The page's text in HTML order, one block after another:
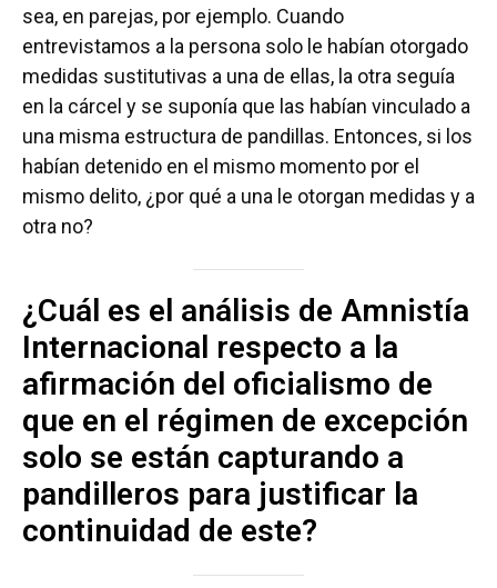
sea, en parejas, por ejemplo. Cuando
entrevistamos a la persona solo le habían otorgado
medidas sustitutivas a una de ellas, la otra seguía
en la cárcel y se suponía que las habían vinculado a
una misma estructura de pandillas. Entonces, si los
habían detenido en el mismo momento por el
mismo delito, ¿por qué a una le otorgan medidas y a
otra no?
¿Cuál es el análisis de Amnistía
Internacional respecto a la
afirmación del oficialismo de
que en el régimen de excepción
solo se están capturando a
pandilleros para justificar la
continuidad de este?